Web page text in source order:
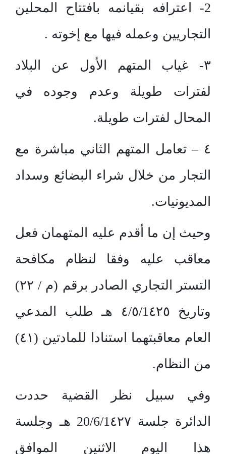
2- اعترافه بقيانمه بافتتاح المحلين
التجاريين وعمله فيها مع إخوته .
٣- غياب المتهم الأول عن البلاد
لفترات طويلة وعدم وجوده في
المحال لفترات طويلة.
٤ – تعامل المتهم الثاني مباشرة مع
التجار من خلال شراء البضائع وسداد
المديونيات.
وحيث إن ما أقدم عليه المتهمان فعل
معاقب عليه وفقا لنظام مكافحة
التستر التجاري الصادر برقم (م / ٢٢)
وتاريخ ٤/٥/1٤٢٥ هـ طلب المدعي
العام معاقبتهما استنادا للمادتين (٤١)
من النظام.
وفي سبيل نظر القضية حددت
الدائرة جلسة 20/6/1٤٢٧ هـ وجلسة
هذا اليوم الاثنين الموافق